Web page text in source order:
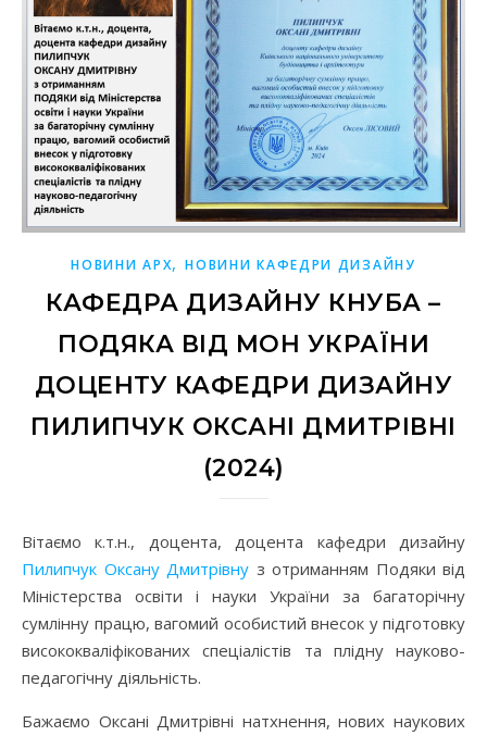
НОВИНИ АРХ,НОВИНИ КАФЕДРИ ДИЗАЙНУ
КАФЕДРА ДИЗАЙНУ КНУБА –
ПОДЯКА ВІД МОН УКРАЇНИ
ДОЦЕНТУ КАФЕДРИ ДИЗАЙНУ
ПИЛИПЧУК ОКСАНІ ДМИТРІВНІ
(2024)
Вітаємо к.т.н., доцента, доцента кафедри дизайну
Пилипчук Оксану Дмитрівну з отриманням Подяки від
Міністерства освіти і науки України за багаторічну
сумлінну працю, вагомий особистий внесок у підготовку
висококваліфікованих спеціалістів та плідну науково-
педагогічну діяльність.
Бажаємо Оксані Дмитрівні натхнення, нових наукових